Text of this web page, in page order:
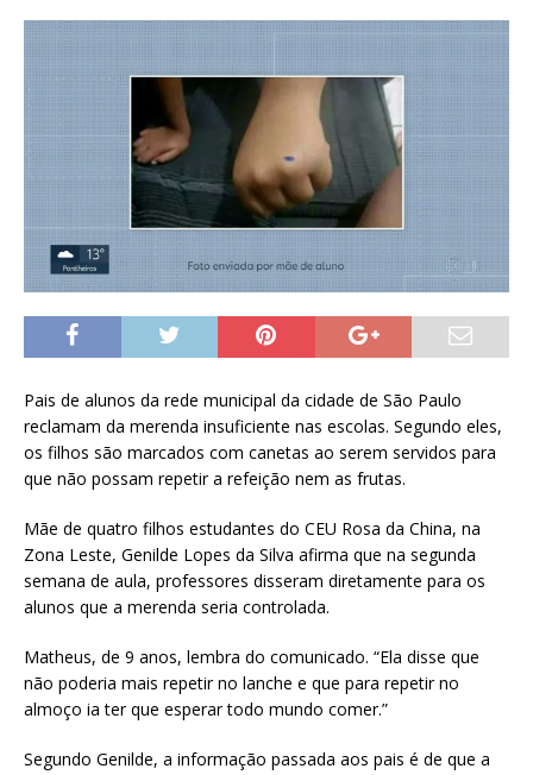
Pais de alunos da rede municipal da cidade de São Paulo
reclamam da merenda insuficiente nas escolas. Segundo eles,
os filhos são marcados com canetas ao serem servidos para
que não possam repetir a refeição nem as frutas.
Mãe de quatro filhos estudantes do CEU Rosa da China, na
Zona Leste, Genilde Lopes da Silva afirma que na segunda
semana de aula, professores disseram diretamente para os
alunos que a merenda seria controlada.
Matheus, de 9 anos, lembra do comunicado. “Ela disse que
não poderia mais repetir no lanche e que para repetir no
almoço ia ter que esperar todo mundo comer.”
Segundo Genilde, a informação passada aos pais é de que a